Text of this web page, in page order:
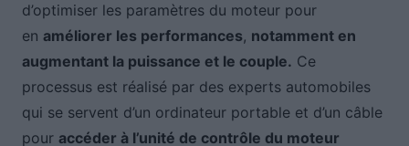
d’optimiser les paramètres du moteur pour
en améliorer les performances, notamment en
augmentant la puissance et le couple. Ce
processus est réalisé par des experts automobiles
qui se servent d’un ordinateur portable et d’un câble
pour accéder à l’unité de contrôle du moteur